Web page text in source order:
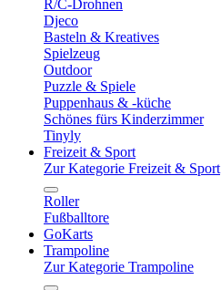
R/C-Drohnen
Djeco
Basteln & Kreatives
Spielzeug
Outdoor
Puzzle & Spiele
Puppenhaus & -küche
Schönes fürs Kinderzimmer
Tinyly
Freizeit & Sport
Zur Kategorie Freizeit & Sport
Roller
Fußballtore
GoKarts
Trampoline
Zur Kategorie Trampoline